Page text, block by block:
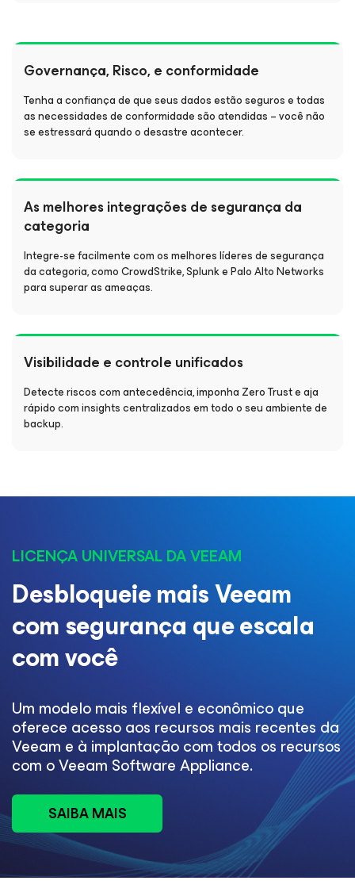
Governança, Risco, e conformidade
Tenha a confiança de que seus dados estão seguros e todas
as necessidades de conformidade são atendidas – você não
se estressará quando o desastre acontecer.
As melhores integrações de segurança da
categoria
Integre-se facilmente com os melhores líderes de segurança
da categoria, como CrowdStrike, Splunk e Palo Alto Networks
para superar as ameaças.
Visibilidade e controle unificados
Detecte riscos com antecedência, imponha Zero Trust e aja
rápido com insights centralizados em todo o seu ambiente de
backup.
LICENÇA UNIVERSAL DA VEEAM
Desbloqueie mais Veeam
com segurança que escala
com você
Um modelo mais flexível e econômico que
oferece acesso aos recursos mais recentes da
Veeam e à implantação com todos os recursos
com o Veeam Software Appliance.
SAIBA MAIS